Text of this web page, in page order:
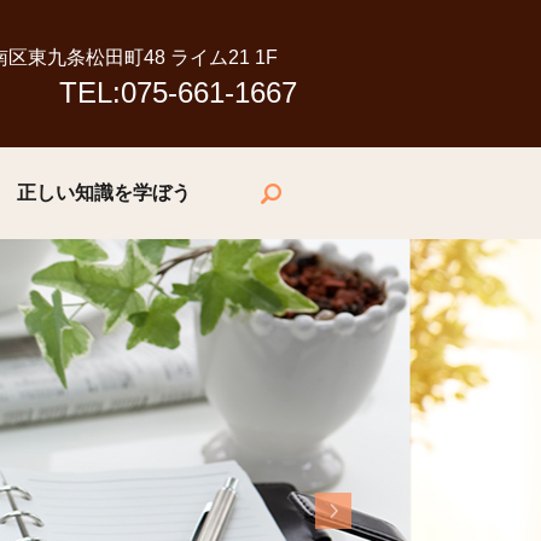
東九条松田町48 ライム21 1F
TEL:075-661-1667
正しい知識を学ぼう